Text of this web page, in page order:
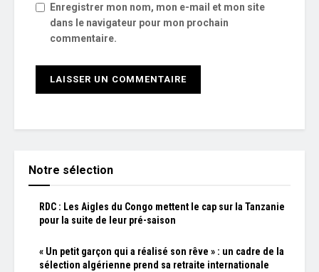
Enregistrer mon nom, mon e-mail et mon site
dans le navigateur pour mon prochain
commentaire.
Notre sélection
RDC : Les Aigles du Congo mettent le cap sur la Tanzanie
pour la suite de leur pré-saison
« Un petit garçon qui a réalisé son rêve » : un cadre de la
sélection algérienne prend sa retraite internationale